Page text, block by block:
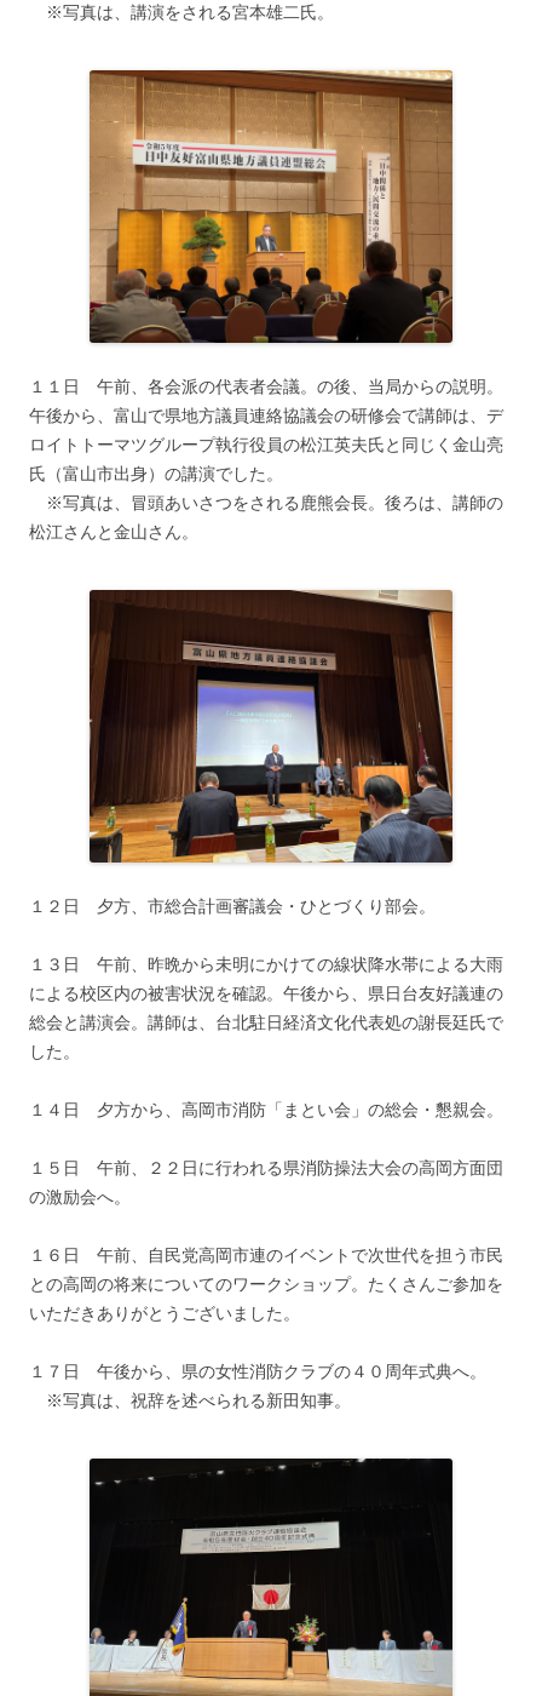
※写真は、講演をされる宮本雄二氏。
１１日 午前、各会派の代表者会議。の後、当局からの説明。
午後から、富山で県地方議員連絡協議会の研修会で講師は、デ
ロイトトーマツグループ執行役員の松江英夫氏と同じく金山亮
氏（富山市出身）の講演でした。
※写真は、冒頭あいさつをされる鹿熊会長。後ろは、講師の
松江さんと金山さん。
１２日 夕方、市総合計画審議会・ひとづくり部会。
１３日 午前、昨晩から未明にかけての線状降水帯による大雨
による校区内の被害状況を確認。午後から、県日台友好議連の
総会と講演会。講師は、台北駐日経済文化代表処の謝長廷氏で
した。
１４日 夕方から、高岡市消防「まとい会」の総会・懇親会。
１５日 午前、２２日に行われる県消防操法大会の高岡方面団
の激励会へ。
１６日 午前、自民党高岡市連のイベントで次世代を担う市民
との高岡の将来についてのワークショップ。たくさんご参加を
いただきありがとうございました。
１７日 午後から、県の女性消防クラブの４０周年式典へ。
※写真は、祝辞を述べられる新田知事。